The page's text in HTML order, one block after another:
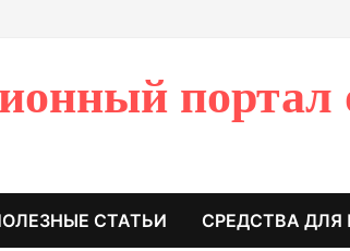
портал
СТАТЬИ СРЕДСТВА ДЛЯ